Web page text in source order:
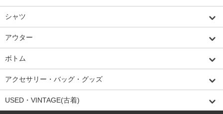
シャツ
アウター
ボトム
アクセサリー・バッグ・グッズ
USED・VINTAGE(古着)